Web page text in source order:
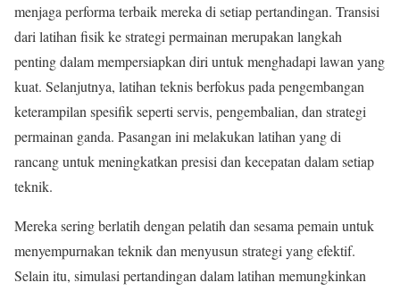
menjaga performa terbaik mereka di setiap pertandingan. Transisi
dari latihan fisik ke strategi permainan merupakan langkah
penting dalam mempersiapkan diri untuk menghadapi lawan yang
kuat. Selanjutnya, latihan teknis berfokus pada pengembangan
keterampilan spesifik seperti servis, pengembalian, dan strategi
permainan ganda. Pasangan ini melakukan latihan yang di
rancang untuk meningkatkan presisi dan kecepatan dalam setiap
teknik.
Mereka sering berlatih dengan pelatih dan sesama pemain untuk
menyempurnakan teknik dan menyusun strategi yang efektif.
Selain itu, simulasi pertandingan dalam latihan memungkinkan